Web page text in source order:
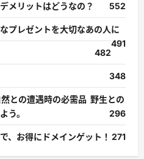
メリットはどうなの？ 552
プレゼントを大切なあの人に
491
482
348
との遭遇時の必需品 野生との
う。
296
、お得にドメインゲット！ 271